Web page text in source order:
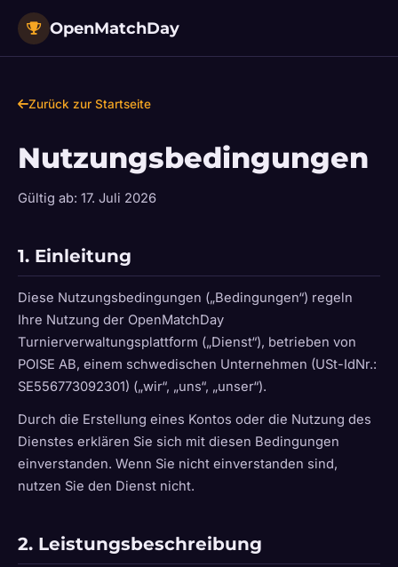
OpenMatchDay
Zurück zur Startseite
Nutzungsbedingungen
Gültig ab: 17. Juli 2026
1. Einleitung
Diese Nutzungsbedingungen („Bedingungen“) regeln
Ihre Nutzung der OpenMatchDay
Turnierverwaltungsplattform („Dienst“), betrieben von
POISE AB, einem schwedischen Unternehmen (USt-IdNr.:
SE556773092301) („wir“, „uns“, „unser“).
Durch die Erstellung eines Kontos oder die Nutzung des
Dienstes erklären Sie sich mit diesen Bedingungen
einverstanden. Wenn Sie nicht einverstanden sind,
nutzen Sie den Dienst nicht.
2. Leistungsbeschreibung